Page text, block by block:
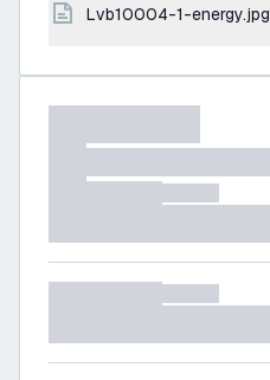
lvb10004-1-energy.jpg